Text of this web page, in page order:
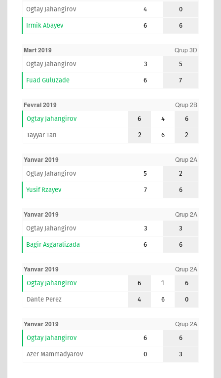
Ogtay Jahangirov 4 0
Irmik Abayev 6 6
Mart 2019 Qrup 3D
Ogtay Jahangirov 3 5
Fuad Guluzade 6 7
Fevral 2019 Qrup 2B
Ogtay Jahangirov 6 4 6
Tayyar Tan 2 6 2
Yanvar 2019 Qrup 2A
Ogtay Jahangirov 5 2
Yusif Rzayev 7 6
Yanvar 2019 Qrup 2A
Ogtay Jahangirov 3 3
Bagir Asgaralizada 6 6
Yanvar 2019 Qrup 2A
Ogtay Jahangirov 6 1 6
Dante Perez 4 6 0
Yanvar 2019 Qrup 2A
Ogtay Jahangirov 6 6
Azer Mammadyarov 0 3